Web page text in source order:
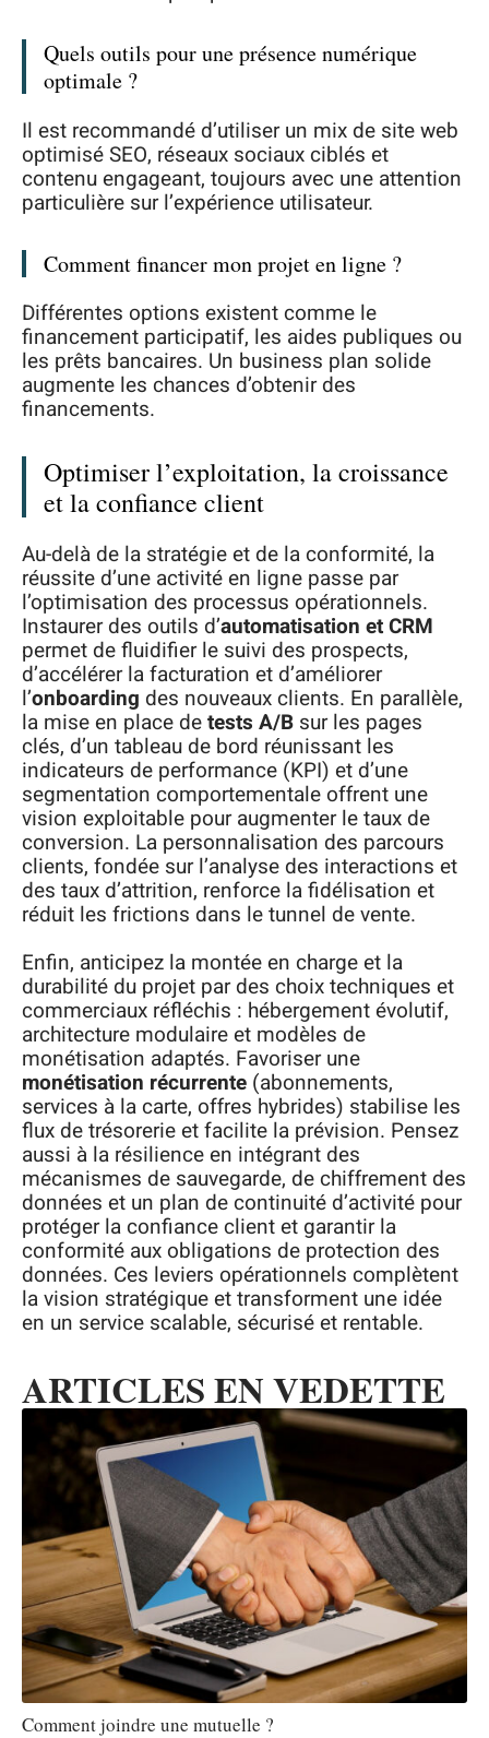
Quels outils pour une présence numérique
optimale ?
Il est recommandé d’utiliser un mix de site web
optimisé SEO, réseaux sociaux ciblés et
contenu engageant, toujours avec une attention
particulière sur l’expérience utilisateur.
Comment financer mon projet en ligne ?
Différentes options existent comme le
financement participatif, les aides publiques ou
les prêts bancaires. Un business plan solide
augmente les chances d’obtenir des
financements.
Optimiser l’exploitation, la croissance
et la confiance client
Au-delà de la stratégie et de la conformité, la
réussite d’une activité en ligne passe par
l’optimisation des processus opérationnels.
Instaurer des outils d’automatisation et CRM
permet de fluidifier le suivi des prospects,
d’accélérer la facturation et d’améliorer
l’onboarding des nouveaux clients. En parallèle,
la mise en place detests A/B sur les pages
clés, d’un tableau de bord réunissant les
indicateurs de performance (KPI) et d’une
segmentation comportementale offrent une
vision exploitable pour augmenter le taux de
conversion. La personnalisation des parcours
clients, fondée sur l’analyse des interactions et
des taux d’attrition, renforce la fidélisation et
réduit les frictions dans le tunnel de vente.
Enfin, anticipez la montée en charge et la
durabilité du projet par des choix techniques et
commerciaux réfléchis : hébergement évolutif,
architecture modulaire et modèles de
monétisation adaptés. Favoriser une
monétisation récurrente (abonnements,
services à la carte, offres hybrides) stabilise les
flux de trésorerie et facilite la prévision. Pensez
aussi à la résilience en intégrant des
mécanismes de sauvegarde, de chiffrement des
données et un plan de continuité d’activité pour
protéger la confiance client et garantir la
conformité aux obligations de protection des
données. Ces leviers opérationnels complètent
la vision stratégique et transforment une idée
en un service scalable, sécurisé et rentable.
ARTICLES EN VEDETTE
Comment joindre une mutuelle ?